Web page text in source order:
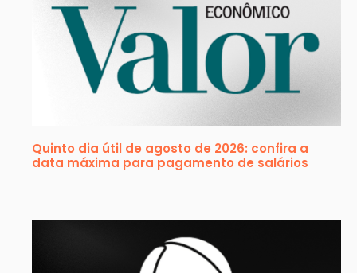
Quinto dia útil de agosto de 2026: confira a
data máxima para pagamento de salários